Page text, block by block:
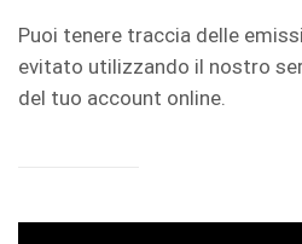
Puoi tenere traccia delle
evitato utilizzando il nostro
del tuo account online.